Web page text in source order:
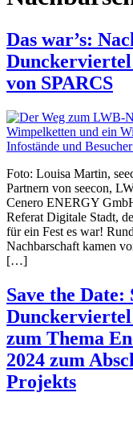
Das war’s:
Dunckerviertel
von SPARCS
Foto: Louisa Martin,
Partnern von seecon,
Cenero ENERGY
Referat Digitale Stadt,
für ein Fest es war!
Nachbarschaft kamen
[…]
Save the
zum Thema
2024 zum
Projekts